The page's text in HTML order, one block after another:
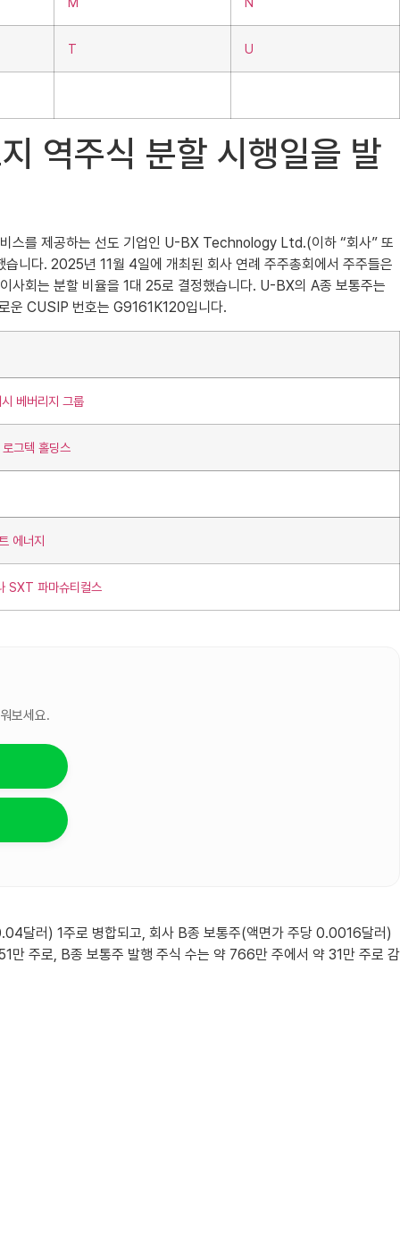
T U
역주식 분할 시행일을 발
스를 제공하는 선도 기업인 U-BX Technology Ltd.(이하 “회사” 또
니다. 2025년 11월 4일에 개최된 회사 연례 주주총회에서 주주들은
사회는 분할 비율을 1대 25로 결정했습니다. U-BX의 A종 보통주는
운 CUSIP 번호는 G9161K120입니다.
베버리지 그룹
그텍 홀딩스
에너지
SXT 파마슈티컬스
보세요.
달러) 1주로 병합되고, 회사 B종 보통주(액면가 주당 0.0016달러)
주로, B종 보통주 발행 주식 수는 약 766만 주에서 약 31만 주로 감